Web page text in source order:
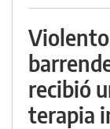
recibió
terapia